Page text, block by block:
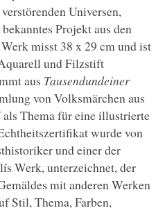
Universen,
Projekt aus den
misst 38 x 29 cm und ist
und Filzstift
aus Tausendundeiner
von Volksmärchen aus
Thema für eine illustrierte
wurde von
und einer der
Werk, unterzeichnet, der
mit anderen Werken
Stil, Thema, Farben,